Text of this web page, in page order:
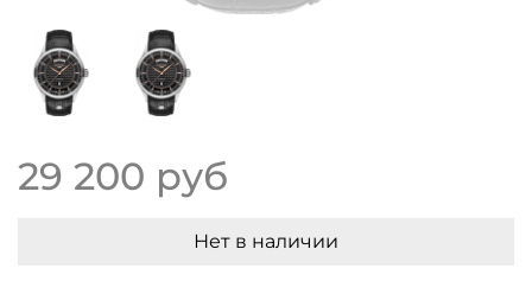
29 200 руб
Нет в наличии